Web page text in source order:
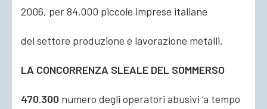
2006, per 84.000 piccole imprese italiane
del settore produzione e lavorazione metalli.
LA CONCORRENZA SLEALE DEL SOMMERSO
470.300 numero degli operatori abusivi ‘a tempo